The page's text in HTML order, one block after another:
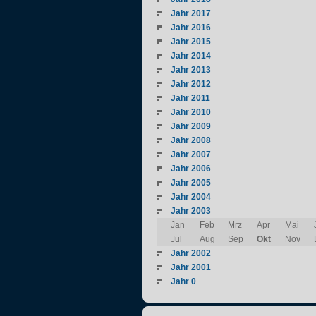
Jahr 2017
Jahr 2016
Jahr 2015
Jahr 2014
Jahr 2013
Jahr 2012
Jahr 2011
Jahr 2010
Jahr 2009
Jahr 2008
Jahr 2007
Jahr 2006
Jahr 2005
Jahr 2004
Jahr 2003
Jan
Feb Mrz Apr Mai
Jul
Aug Sep Okt Nov
Jahr 2002
Jahr 2001
Jahr 0